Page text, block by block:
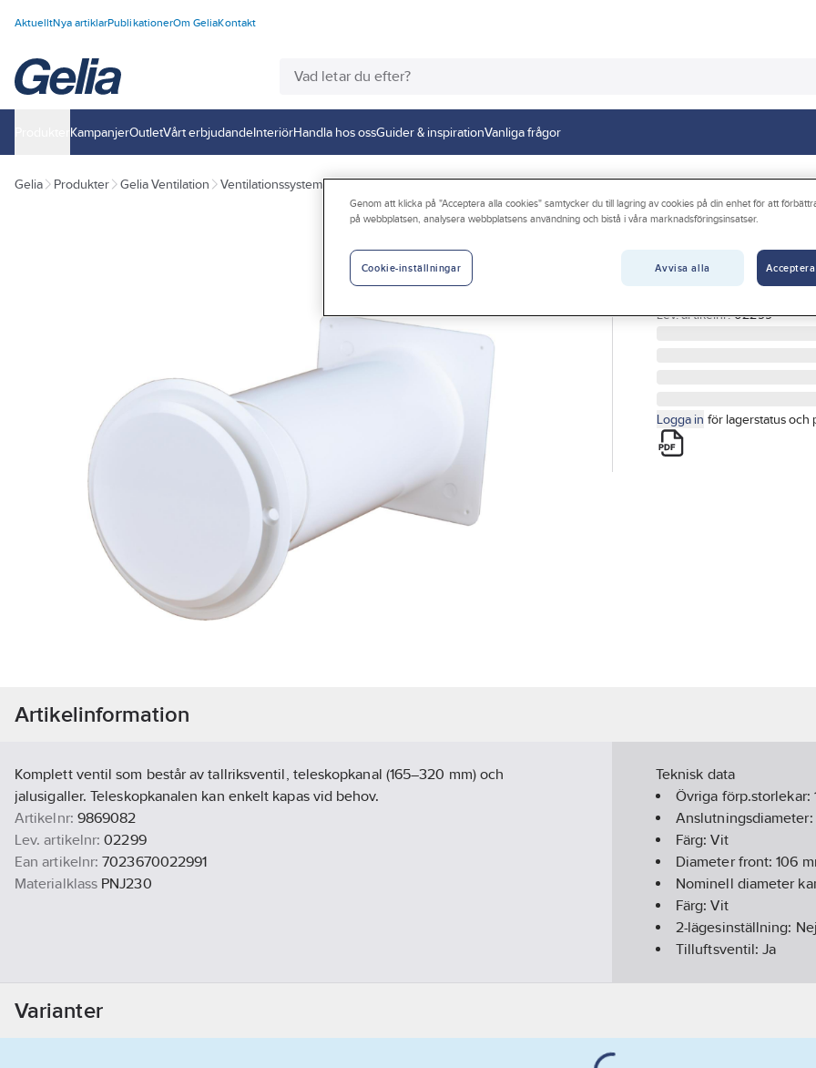
AktuelltNya artiklarPublikationerOm GeliaKontakt
KampanjerOutletVårt erbjudandeInteriörHandla hos ossGuider & inspirationVanliga frågor
Gelia Produkter Gelia Ventilation Ventilationssystem Ventilationssystem Flexit
Övrigt
SKÅPVENTIL VIT
Lev. artikelnr: 02299
Logga in för lagerstatus och
Artikelinformation
Komplett ventil som består av tallriksventil, teleskopkanal (165–320 mm) och
jalusigaller. Teleskopkanalen kan enkelt kapas vid behov.
Artikelnr: 9869082
Lev. artikelnr: 02299
Ean artikelnr: 7023670022991
Materialklass PNJ230
Teknisk data
Övriga förp.storlekar:
Anslutningsdiameter:
Färg:Vit
Diameter front:106
Nominell diameter
Färg:Vit
2-lägesinställning: Nej
Tilluftsventil:Ja
Material:Plast
Varianter
Genom att klicka på "Acceptera alla cookies" samtycker du till lagring av cookies på din enhet för att
på webbplatsen, analysera webbplatsens användning och bistå i våra marknadsföringsinsatser.
Avvisa alla
Cookie-inställningar